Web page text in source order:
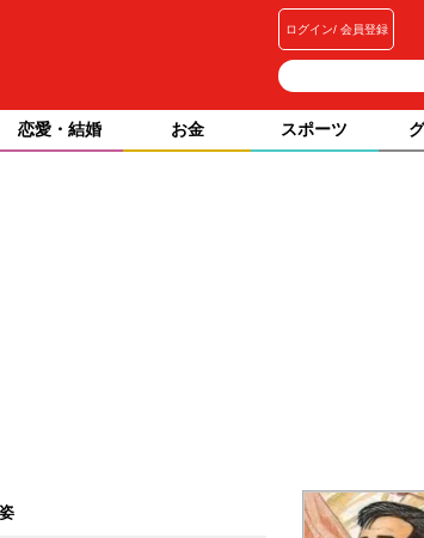
ログイン 会員登録
恋愛・結婚 お金 スポーツ